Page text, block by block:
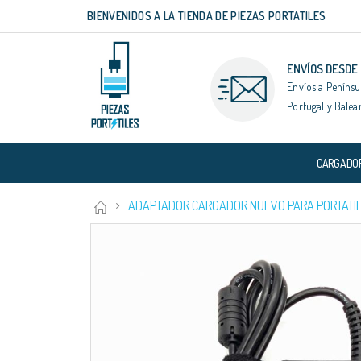
contenido
BIENVENIDOS A LA TIENDA DE PIEZAS PORTATILES
ENVÍOS
Envíos a
Portugal y
ADAPTADOR CARGADOR NUEVO PARA